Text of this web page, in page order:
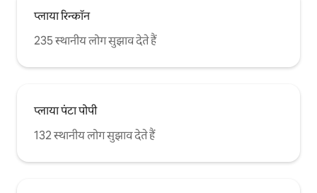
प्लाया रिन्कॉन
235 स्थानीय लोग सुझाव देते हैं
प्लाया पंटा पोपी
132 स्थानीय लोग सुझाव देते हैं